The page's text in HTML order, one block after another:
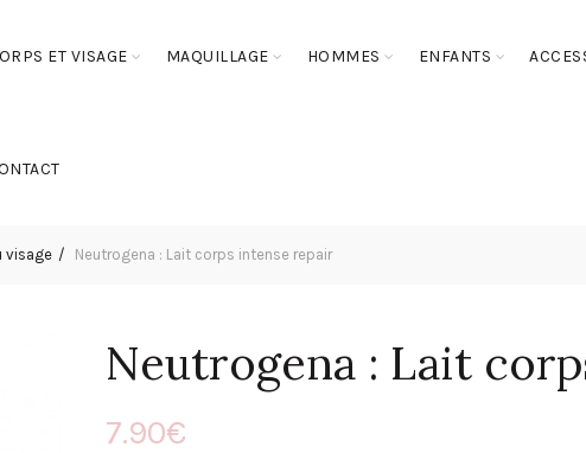
ET VISAGE MAQUILLAGE HOMMES ENFANTS
visage Neutrogena : Lait corps intense repair
Neutrogena : Lait
7.90€